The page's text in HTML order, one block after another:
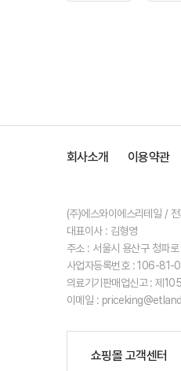
회사소개 이용약관
(주)에스와이에스리테일 /
대표이사 : 김형영
주소 : 서울시 용산구 청파
사업자등록번호 : 106-81-
의료기기판매업신고 : 제
이메일 :
쇼핑몰 고객센터